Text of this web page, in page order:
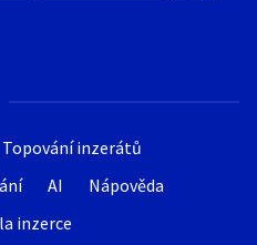
Topování inzerátů
AI
Nápověda
inzerce